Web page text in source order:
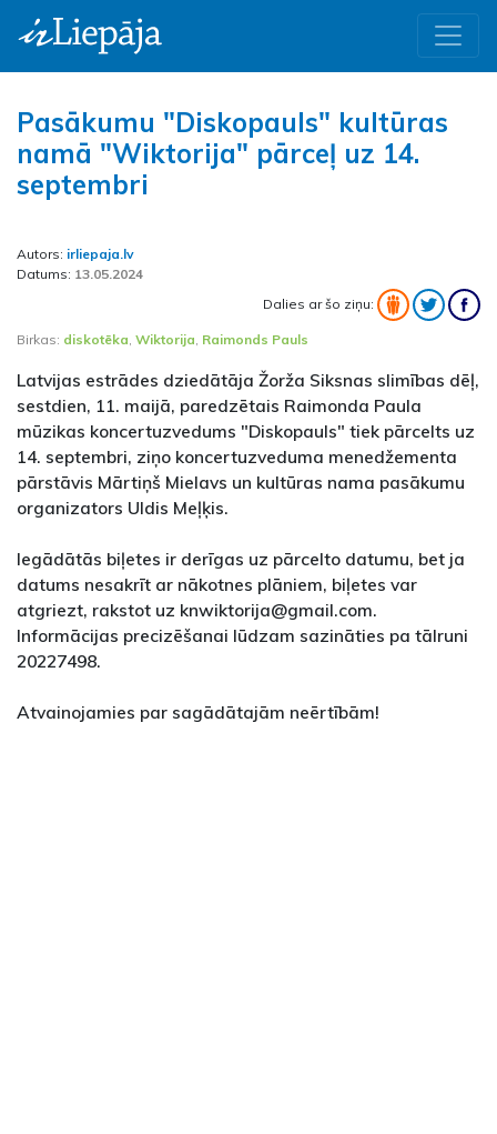
Pasākumu "Diskopauls" kultūras
namā "Wiktorija" pārceļ uz 14.
septembri
Autors: irliepaja.lv
Datums: 13.05.2024
Dalies ar šo ziņu:
Birkas: diskotēka Wiktorija Raimonds Pauls
Latvijas estrādes dziedātāja Žorža Siksnas slimības dēļ,
sestdien, 11. maijā, paredzētais Raimonda Paula
mūzikas koncertuzvedums "Diskopauls" tiek pārcelts uz
14. septembri, ziņo koncertuzveduma menedžementa
pārstāvis Mārtiņš Mielavs un kultūras nama pasākumu
organizators Uldis Meļķis.
Iegādātās biļetes ir derīgas uz pārcelto datumu, bet ja
datums nesakrīt ar nākotnes plāniem, biļetes var
atgriezt, rakstot uz knwiktorija@gmail.com.
Informācijas precizēšanai lūdzam sazināties pa tālruni
20227498.
Atvainojamies par sagādātajām neērtībām!